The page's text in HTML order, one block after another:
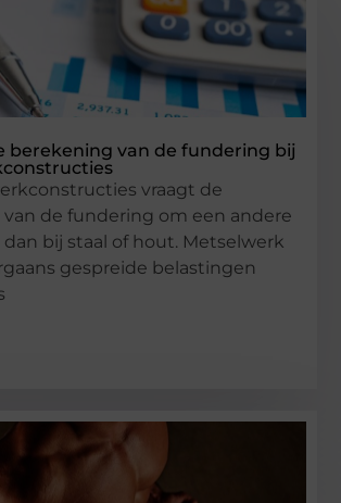
berekening van de fundering bij
vraagt de
de fundering om een andere
bij staal of hout. Metselwerk
gespreide belastingen